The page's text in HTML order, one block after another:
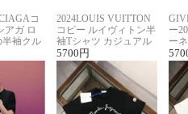
コ
アガ ロ
半袖クル
ツ
2024LOUIS VUITTON
コピー ルイヴィトン半
袖Tシャツ カジュアル
に馴染む 2色展開
5700 円
ー
ー
ー